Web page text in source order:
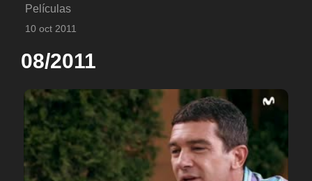
Películas
10 oct 2011
08/2011